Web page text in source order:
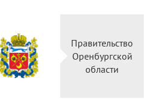
Правительство
Оренбургской
области